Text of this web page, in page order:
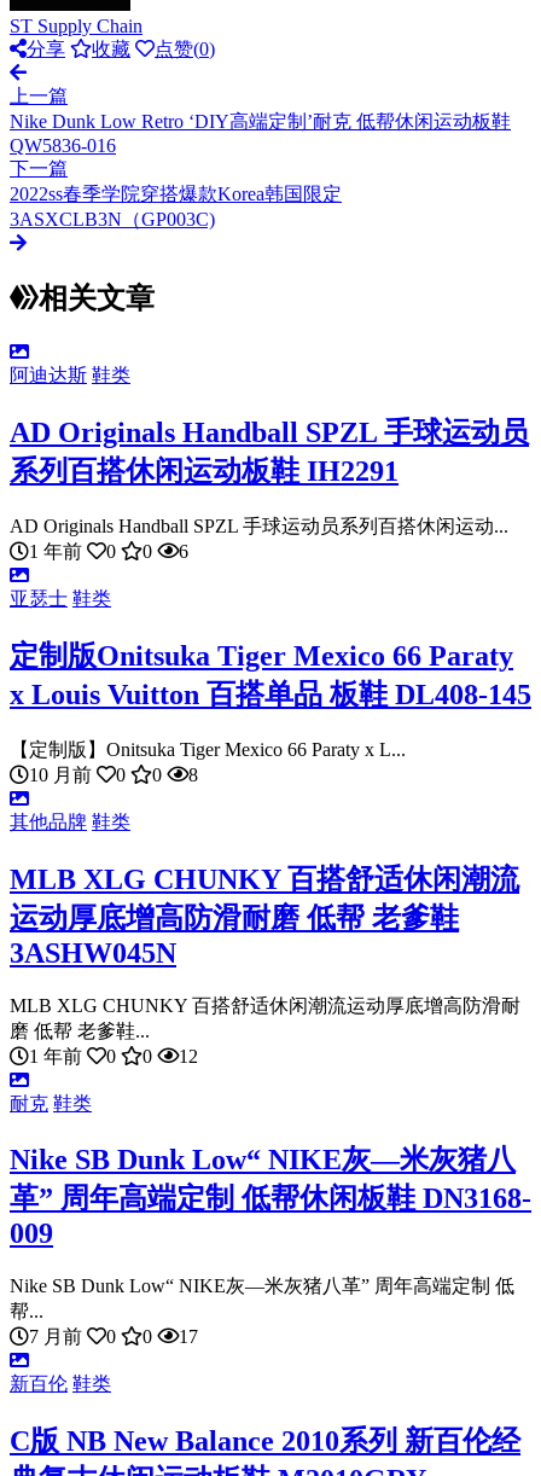
ST Supply Chain
分享
收藏 点赞(0)
上一篇
Nike Dunk Low Retro ‘DIY高端定制’耐克 低帮休闲运动板鞋
QW5836-016
下一篇
2022ss春季学院穿搭爆款Korea韩国限定
3ASXCLB3N（GP003C)
相关文章
阿迪达斯 鞋类
AD Originals Handball SPZL 手球运动员
系列百搭休闲运动板鞋 IH2291
AD Originals Handball SPZL 手球运动员系列百搭休闲运动...
1 年前
0 0 6
亚瑟士 鞋类
定制版Onitsuka Tiger Mexico 66 Paraty
x Louis Vuitton 百搭单品 板鞋 DL408-145
【定制版】Onitsuka Tiger Mexico 66 Paraty x L...
10 月前
0 0 8
其他品牌 鞋类
MLB XLG CHUNKY 百搭舒适休闲潮流
运动厚底增高防滑耐磨 低帮 老爹鞋
3ASHW045N
MLB XLG CHUNKY 百搭舒适休闲潮流运动厚底增高防滑耐
磨 低帮 老爹鞋...
1 年前
0 0 12
耐克 鞋类
Nike SB Dunk Low“ NIKE灰—米灰猪八
革” 周年高端定制 低帮休闲板鞋 DN3168-
009
Nike SB Dunk Low“ NIKE灰—米灰猪八革” 周年高端定制 低
帮...
7 月前
0 0 17
新百伦 鞋类
C版 NB New Balance 2010系列 新百伦经